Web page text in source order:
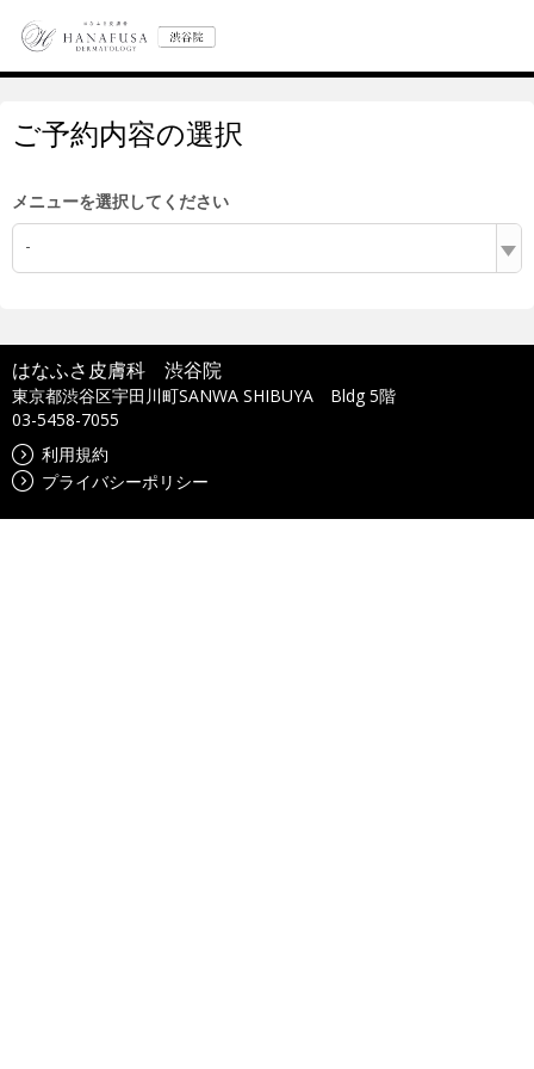
ご予約内容の選択
メニューを選択してください
-
はなふさ皮膚科 渋谷院
東京都渋谷区宇田川町SANWA SHIBUYA Bldg 5階
03-5458-7055
利用規約
プライバシーポリシー